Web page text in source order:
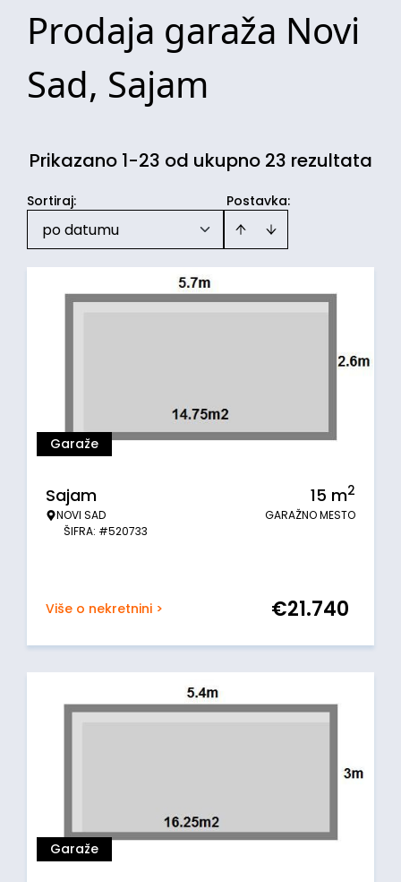
Prodaja garaža Novi
Sad, Sajam
Prikazano 1-23 od ukupno 23 rezultata
Postavka:
Sortiraj:
po datumu
Garaže
Sajam
NOVI SAD
ŠIFRA: #520733
15 m2
GARAŽNO MESTO
Više o nekretnini > €21.740
Garaže